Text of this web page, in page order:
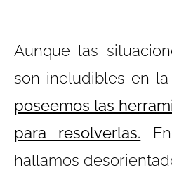
Aunque las
son ineludibles en la
poseemos las
para resolverlas.
hallamos